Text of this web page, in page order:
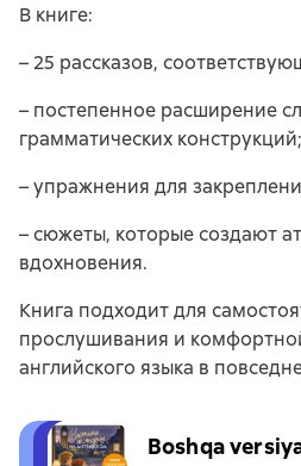
В книге:
– 25 рассказов,
– постепенное расширение
грамматических конструкций;
– упражнения для
– сюжеты, которые создают
вдохновения.
Книга подходит для
прослушивания и
английского языка в
Boshqa